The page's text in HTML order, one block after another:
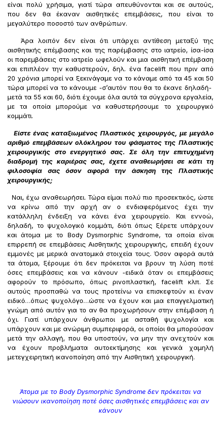
είναι πολύ χρήσιμα, γιατί τώρα απευθύνονται και σε αυτούς,
που δεν θα έκαναν αισθητικές επεμβάσεις, που είναι το
μεγαλύτερο ποσοστό των ανθρώπων.
Άρα λοιπόν δεν είναι ότι υπάρχει αντίθεση μεταξύ της
αισθητικής επέμβασης και της παρέμβασης στο ιατρείο, ίσα-ίσα
οι παρεμβάσεις στο ιατρείο ωφελούν και μια αισθητική επέμβαση
και επιπλέον την καθυστερούν, δηλ. ένα facelift που πριν από
20 χρόνια μπορεί να ξεκινάγαμε να το κάναμε από τα 45 και 50
τώρα μπορεί να το κάνουμε -σ’αυτόν που θα το έκανε δηλαδή-
μετά τα 55 και 60, διότι έχουμε όλα αυτά τα σύγχρονα εργαλεία,
με τα οποία μπορούμε να καθυστερήσουμε το χειρουργικό
κομμάτι.
Είστε ένας καταξιωμένος Πλαστικός χειρουργός, με μεγάλο
αριθμό επεμβάσεων ολόκληρου του φάσματος της Πλαστικής
χειρουργικής στο ενεργητικό σας. Σε όλη την επιτυχημένη
διαδρομή της καριέρας σας, έχετε αναθεωρήσει σε κάτι τη
φιλοσοφία σας όσον αφορά την άσκηση της Πλαστικής
χειρουργικής;
Ναι, έχω αναθεωρήσει. Τώρα είμαι πολύ πιο προσεκτικός, ώστε
να κρίνω από την αρχή αν ο ενδιαφερόμενος έχει την
κατάλληλη ένδειξη να κάνει ένα χειρουργείο. Και εννοώ,
δηλαδή, το ψυχολογικό κομμάτι, διότι όπως ξέρετε υπάρχουν
και άτομα με το Body Dysmorphic Syndrome, τα οποία είναι
επιρρεπή σε επεμβάσεις Αισθητικής χειρουργικής, επειδή έχουν
εμμονές με μερικά ανατομικά στοιχεία τους. Όσον αφορά αυτά
τα άτομα, ξέρουμε ότι δεν πρόκειται να βρουν τη λύση ποτέ
όσες επεμβάσεις και να κάνουν -ειδικά όταν οι επεμβάσεις
αφορούν το πρόσωπο, όπως ρινοπλαστική, facelift κλπ. Σε
αυτούς προσπαθώ να τους προτείνω να επισκεφτούν κι έναν
ειδικό…όπως ψυχολόγο…ώστε να έχουν και μια επαγγελματική
γνώμη από αυτόν για το αν θα προχωρήσουν στην επέμβαση ή
όχι. Γιατί υπάρχουν άνθρωποι με ασταθή ψυχολογία και
υπάρχουν και με ανώριμη συμπεριφορά, οι οποίοι θα μπορούσαν
μετά την αλλαγή, που θα υποστούν, να μην την ανεχτούν και
να έχουν προβλήματα αυτοεκτίμησης και γενικά χαμηλή
μετεγχειρητική ικανοποίηση από την Αισθητική χειρουργική.
Άτομα με το BodyDysmorphic Syndrome δεν πρόκειται να
νιώσουν ικανοποίηση ποτέ όσες αισθητικές επεμβάσεις και αν
κάνουν